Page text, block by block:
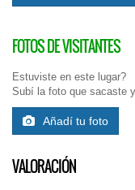
FOTOS DE VISITANTES
Estuviste en este lugar?
Subí la foto que sacaste
Añadí tu foto
VALORACIÓN